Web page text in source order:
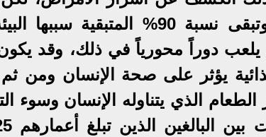
تقريباً منها، وتبقى نسبة 90%
يلعب دوراً محورياً في ذلك، وقد
يؤثر على صحة الإنسان ومن
الذي يتناوله الإنسان وسوء